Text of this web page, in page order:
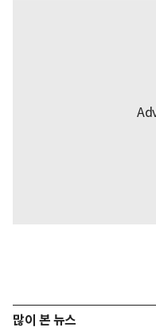
많이 본 뉴스